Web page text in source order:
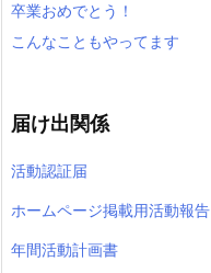
卒業おめでとう！
こんなこともやってます
届け出関係
活動認証届
ホームページ掲載用活動報告
年間活動計画書